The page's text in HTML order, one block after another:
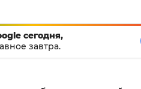
сегодня,
завтра.